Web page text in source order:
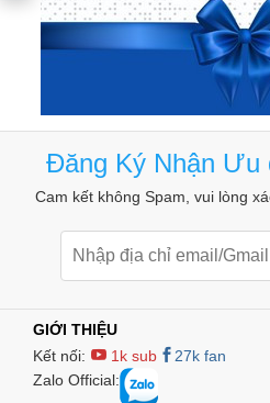
Đăng Ký Nhận Ưu
Cam kết không Spam, vui lòng
GIỚI THIỆU
Kết nối:
1k sub
27k fan
Zalo Official: